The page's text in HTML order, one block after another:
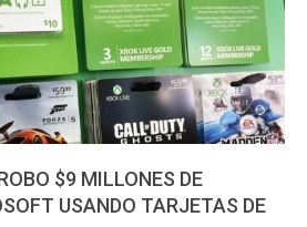
$9 MILLONES DE
USANDO TARJETAS DE